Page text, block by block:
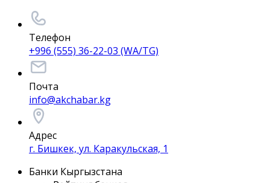
Телефон
+996 (555) 36-22-03 (WA/TG)
Почта
info@akchabar.kg
Адрес
г. Бишкек, ул. Каракульская, 1
Банки Кыргызстана